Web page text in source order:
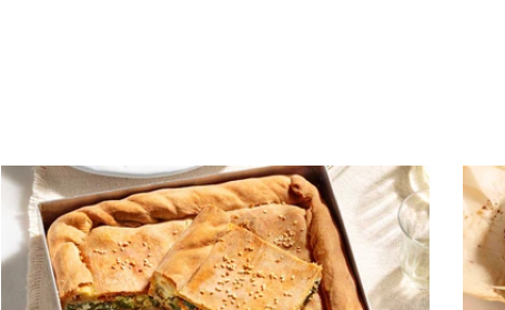
Ανοιξιάτικη πίτα με λαχανικά και φέτα
ΠΙΤΕΣ